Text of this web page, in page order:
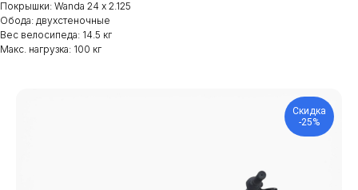
Покрышки: Wanda 24 х 2.125
Обода: двухстеночные
Вес велосипеда: 14.5 кг
Макс. нагрузка: 100 кг
Скидка
-25%